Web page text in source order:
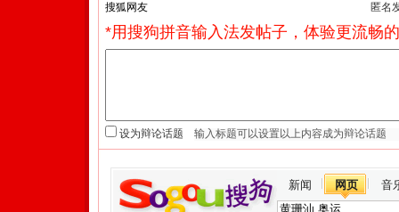
匿名
*用搜狗拼音输入法发帖子，体验更流畅
设为辩论话题
新闻 网页 音